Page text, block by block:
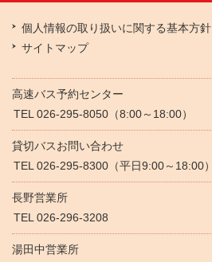
個人情報の取り扱いに関する基本方針
サイトマップ
高速バス予約センター
TEL 026-295-8050（8:00～18:00）
貸切バスお問い合わせ
TEL 026-295-8300（平日9:00～18:00）
長野営業所
TEL 026-296-3208
湯田中営業所